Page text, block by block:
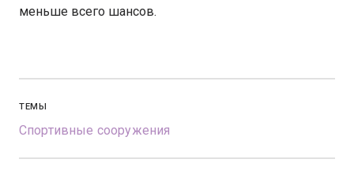
меньше всего шансов.
ТЕМЫ
Спортивные сооружения